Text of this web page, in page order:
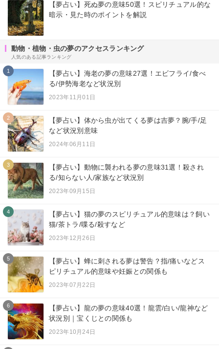
【夢占い】死ぬ夢の意味50選！スピリチュアル的な
暗示・見た時のポイントを解説
動物・植物・虫の夢のアクセスランキング
人気のある記事ランキング
1
【夢占い】海老の夢の意味27選！エビフライ/食べ
る/伊勢海老など状況別
2023年11月01日
2
【夢占い】体から虫が出てくる夢は吉夢？腕/手/足
など状況別意味
2024年06月11日
3
【夢占い】動物に襲われる夢の意味31選！殺され
る/知らない人/家族など状況別
2023年09月15日
4
【夢占い】猫の夢のスピリチュアル的意味は？飼い
猫/茶トラ/喋る/殺すなど
2023年12月26日
5
【夢占い】蜂に刺される夢は警告？指/痛いなどス
ピリチュアル的意味や妊娠との関係も
2023年07月22日
6
【夢占い】龍の夢の意味40選！龍雲/白い/龍神など
状況別｜宝くじとの関係も
2023年10月24日